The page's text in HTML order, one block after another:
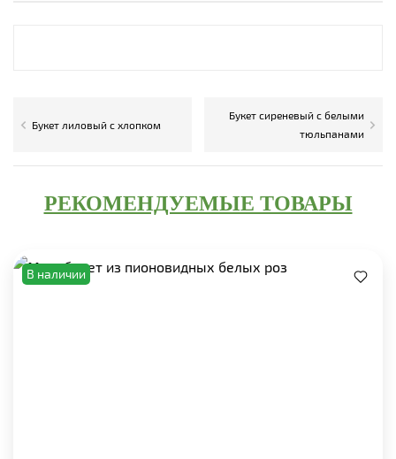
Букет лиловый с хлопком
Букет сиреневый с белыми
тюльпанами
РЕКОМЕНДУЕМЫЕ ТОВАРЫ
В наличии